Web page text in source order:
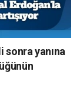
sonra yanına